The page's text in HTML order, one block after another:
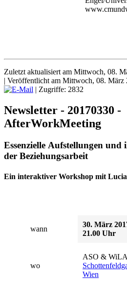
Zuletzt aktualisiert am Mittwoch, 08.
| Veröffentlicht am Mittwoch, 08. März
| Zugriffe: 2832
Newsletter - 20170330 -
AfterWorkMeeting
Essenzielle Aufstellungen und
der Beziehungsarbeit
Ein interaktiver Workshop mit
wann
30. März
21.00 Uhr
wo
ASO &
Wien